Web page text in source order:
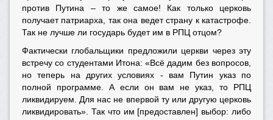
против Путина – то же самое! Как только церковь
получает патриарха, так она ведет страну к катастрофе.
Так не лучше ли государь будет им в РПЦ отцом?
Фактически глобальщики предложили церкви через эту
встречу со студентами Итона: «Всё дадим без вопросов,
но теперь на других условиях - вам Путин указ по
полной программе. А если он вам не указ, то РПЦ
ликвидируем. Для нас не впервой ту или другую церковь
ликвидировать». Так что им [предоставлен] выбор: либо